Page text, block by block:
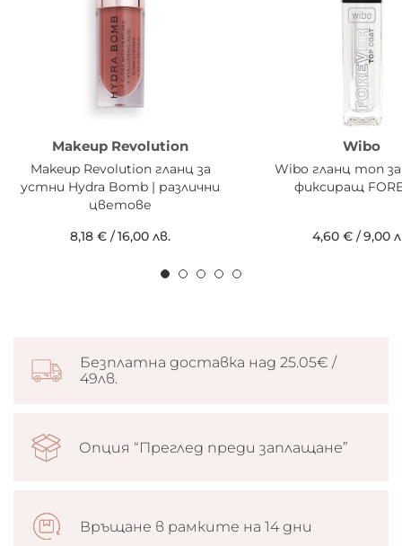
Makeup Revolution
Makeup Revolution гланц за
устни Hydra Bomb | различни
цветове
8,18 € /16,00 лв.
Wibo
Wibo гланц топ
фиксиращ
4,60 €/9,00
Безплатна доставка над 25.05€ /
49лв.
Опция “Преглед преди заплащане”
Връщане в рамките на 14 дни